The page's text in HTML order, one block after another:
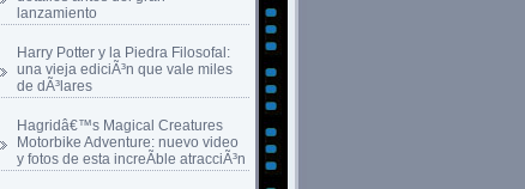
lanzamiento
Harry Potter y la Piedra Filosofal:
una vieja ediciÃ³n que vale miles
de dÃ³lares
Hagridâ€™s Magical Creatures
Motorbike Adventure: nuevo video
y fotos de esta increÃ­ble atracciÃ³n